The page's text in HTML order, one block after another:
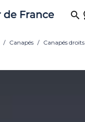

Canapés Canapés droits